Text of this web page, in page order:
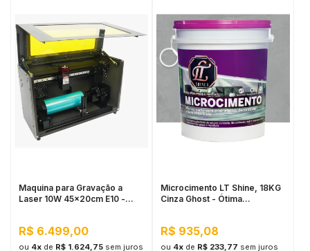
Maquina para Gravação a
Laser 10W 45x20cm E10 -
R$ 6.499,00
ou 4xde R$ 1.624,75 sem juros
Microcimento LT Shine, 18KG
Cinza Ghost - Ótima
R$ 935,08
ou 4xde R$ 233,77 sem juros